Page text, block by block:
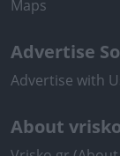
Maps
Advertise
Advertise with
About